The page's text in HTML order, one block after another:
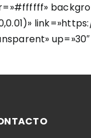
up=»30″